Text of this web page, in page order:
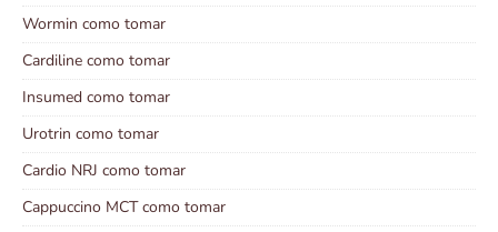
Wormin como tomar
Cardiline como tomar
Insumed como tomar
Urotrin como tomar
Cardio NRJ como tomar
Cappuccino MCT como tomar